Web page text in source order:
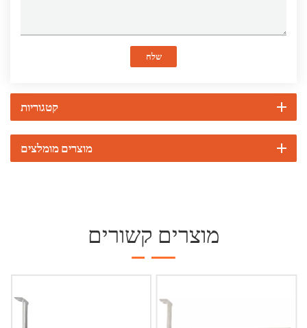
שלח
קטגוריות
מוצרים מומלצים
מוצרים קשורים